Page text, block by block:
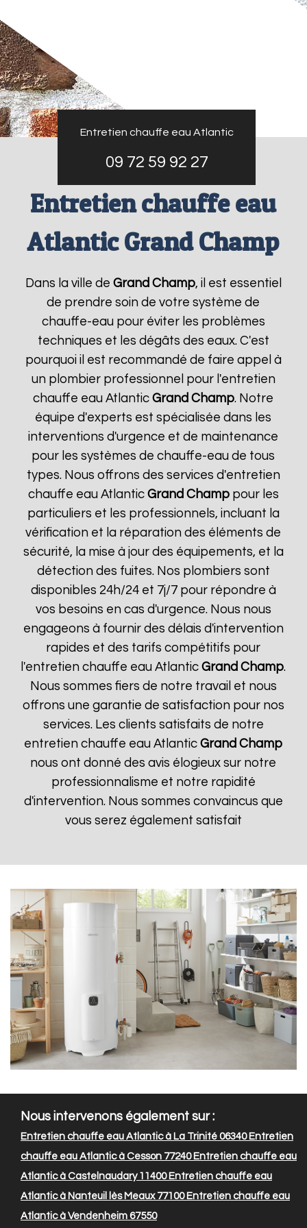
Entretien chauffe eau Atlantic
09 72 59 92 27
Entretien chauffe eau
Atlantic Grand Champ
Dans la ville de Grand Champ, il est essentiel
de prendre soin de votre système de
chauffe-eau pour éviter les problèmes
techniques et les dégâts des eaux. C'est
pourquoi il est recommandé de faire appel à
un plombier professionnel pour l'entretien
chauffe eau AtlanticGrand Champ. Notre
équipe d'experts est spécialisée dans les
interventions d'urgence et de maintenance
pour les systèmes de chauffe-eau de tous
types. Nous offrons des services d'entretien
chauffe eau Atlantic Grand Champpour les
particuliers et les professionnels, incluant la
vérification et la réparation des éléments de
sécurité, la mise à jour des équipements, et la
détection des fuites. Nos plombiers sont
disponibles 24h/24 et 7j/7 pour répondre à
vos besoins en cas d'urgence. Nous nous
engageons à fournir des délais d'intervention
rapides et des tarifs compétitifs pour
l'entretien chauffe eau AtlanticGrand Champ.
Nous sommes fiers de notre travail et nous
offrons une garantie de satisfaction pour nos
services. Les clients satisfaits de notre
entretien chauffe eau AtlanticGrand Champ
nous ont donné des avis élogieux sur notre
professionnalisme et notre rapidité
d'intervention. Nous sommes convaincus que
vous serez également satisfait
Nous intervenons également sur :
Entretien chauffe eau Atlantic à La Trinité 06340Entretien
chauffe eau Atlantic à Cesson 77240Entretien chauffe eau
Atlantic à Castelnaudary 11400Entretien chauffe eau
Atlantic à Nanteuil lès Meaux 77100Entretien chauffe eau
Atlantic à Vendenheim 67550